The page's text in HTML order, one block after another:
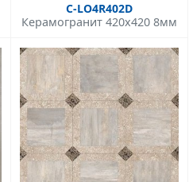
C-LO4R402D
Керамогранит 420x420 8мм